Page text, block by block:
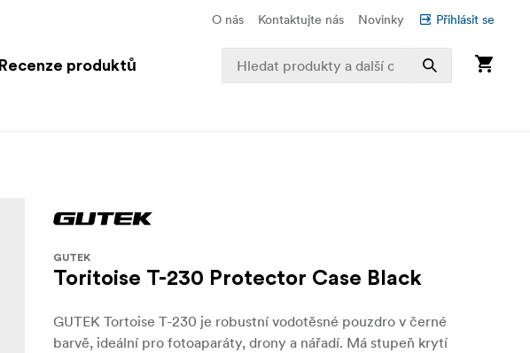
O nás Kontaktujte nás Novinky Přihlásit se
Recenze produktů
GUTEK
Toritoise T-230 Protector Case Black
GUTEK Tortoise T-230 je robustní vodotěsné pouzdro v černé
barvě, ideální pro fotoaparáty, drony a nářadí. Má stupeň krytí